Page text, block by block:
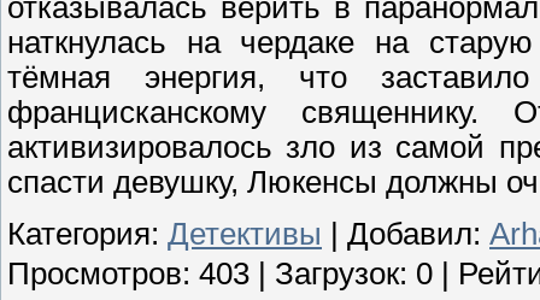
отказывалась верить в
наткнулась на чердаке на
тёмная энергия, что
францисканскому
активизировалось зло из самой
спасти девушку, Люкенсы должны
Категория: Детективы Добавил:
Просмотров: 403 Загрузок: 0